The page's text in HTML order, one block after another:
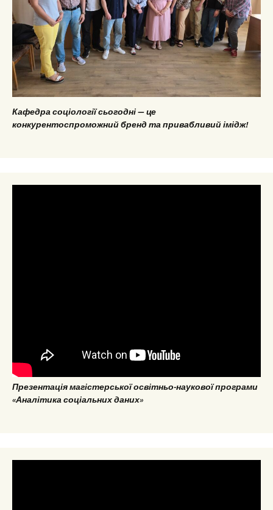
Кафедра соціології сьогодні — це
конкурентоспроможний бренд та привабливий імідж!
Презентація магістерської освітньо-наукової програми
«Аналітика соціальних даних»